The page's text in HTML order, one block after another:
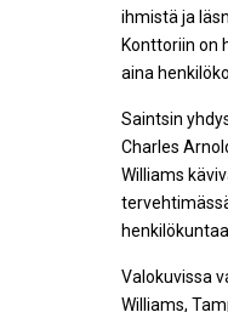
ihmistä ja
Konttoriin on
aina
Saintsin
Charles
Williams
henkilökuntaa.
Valokuvissa
Williams,